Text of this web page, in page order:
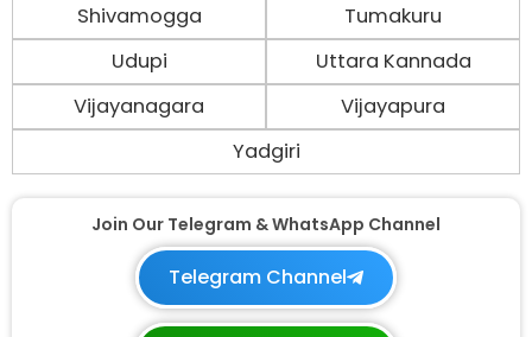
Shivamogga
Tumakuru
Udupi
Uttara Kannada
Vijayanagara
Vijayapura
Yadgiri
Join Our Telegram & WhatsApp Channel
Telegram Channel